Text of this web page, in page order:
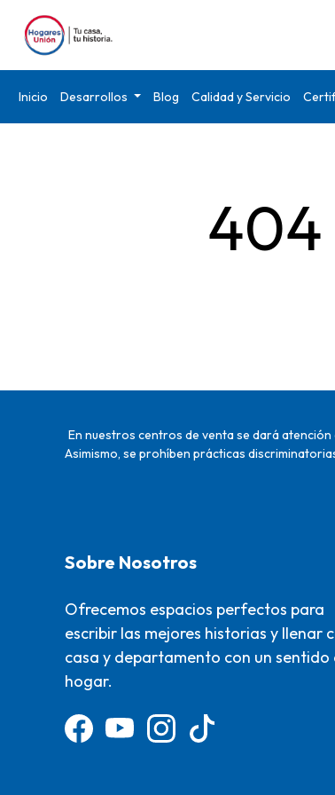
Inicio Desarrollos Blog Calidad y Servicio
404
En nuestros centros de venta se dará
Asimismo, se prohíben prácticas
Sobre Nosotros
Ofrecemos espacios perfectos para
escribir las mejores historias y llenar
casa y departamento con un sentido
hogar.